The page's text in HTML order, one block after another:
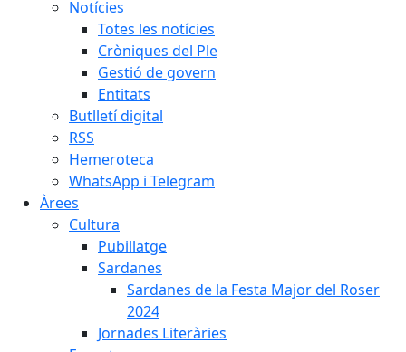
Notícies
Totes les notícies
Cròniques del Ple
Gestió de govern
Entitats
Butlletí digital
RSS
Hemeroteca
WhatsApp i Telegram
Àrees
Cultura
Pubillatge
Sardanes
Sardanes de la Festa Major del Roser
2024
Jornades Literàries